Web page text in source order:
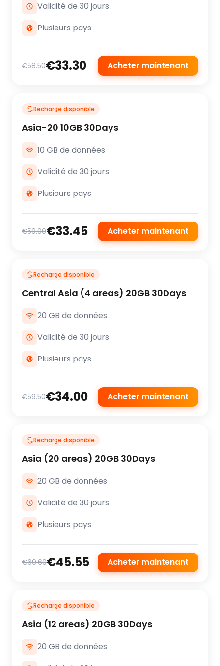
Validité de 30 jours
Plusieurs pays
€58.50€33.30 Acheter maintenant
Recharge disponible
Asia-20 10GB 30Days
10 GB de données
Validité de 30 jours
Plusieurs pays
€59.00€33.45 Acheter maintenant
Recharge disponible
Central Asia (4 areas) 20GB 30Days
20 GB de données
Validité de 30 jours
Plusieurs pays
€59.50€34.00 Acheter maintenant
Recharge disponible
Asia (20 areas) 20GB 30Days
20 GB de données
Validité de 30 jours
Plusieurs pays
€69.60€45.55 Acheter maintenant
Recharge disponible
Asia (12 areas) 20GB 30Days
20 GB de données